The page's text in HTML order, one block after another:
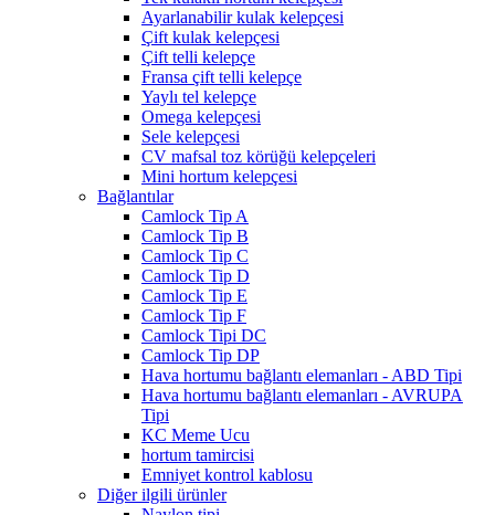
Ayarlanabilir kulak kelepçesi
Çift kulak kelepçesi
Çift telli kelepçe
Fransa çift telli kelepçe
Yaylı tel kelepçe
Omega kelepçesi
Sele kelepçesi
CV mafsal toz körüğü kelepçeleri
Mini hortum kelepçesi
Bağlantılar
Camlock Tip A
Camlock Tip B
Camlock Tip C
Camlock Tip D
Camlock Tip E
Camlock Tip F
Camlock Tipi DC
Camlock Tip DP
Hava hortumu bağlantı elemanları - ABD Tipi
Hava hortumu bağlantı elemanları - AVRUPA
Tipi
KC Meme Ucu
hortum tamircisi
Emniyet kontrol kablosu
Diğer ilgili ürünler